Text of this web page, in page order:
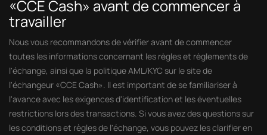
«CCE Cash» avant de commencer à
travailler
Nous vous recommandons de vérifier avant de commencer
toutes les informations concernant les règles et règlements de
l'échange, ainsi que la politique AML/KYC sur le site de
l'échangeur «CCE Cash». Il est important de se familiariser à
l'avance avec les exigences d'identification et les éventuelles
restrictions lors des transactions. Si vous avez des questions sur
les conditions et règles de l'échange, vous pouvez les clarifier en